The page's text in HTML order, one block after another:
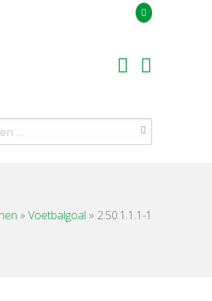
» Voetbalgoal » 2.50.1.1.1-1